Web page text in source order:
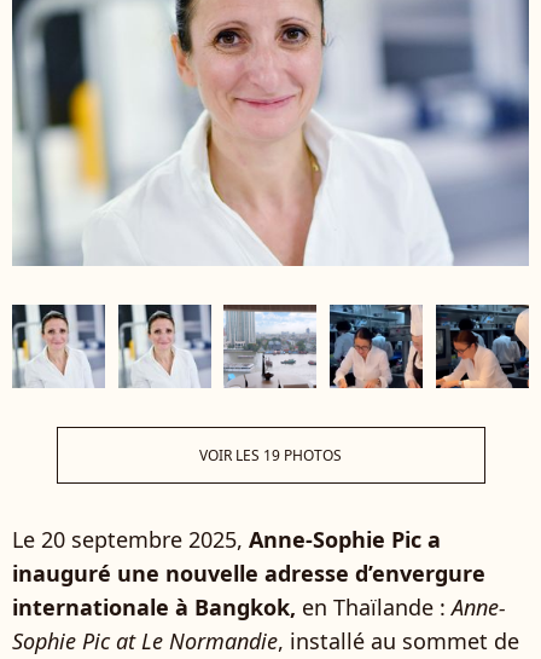
VOIR LES 19 PHOTOS
Le 20 septembre 2025, Anne-Sophie Pic a
inauguré une nouvelle adresse d’envergure
internationale à Bangkok, en Thaïlande :Anne-
Sophie Pic at Le Normandie, installé au sommet de